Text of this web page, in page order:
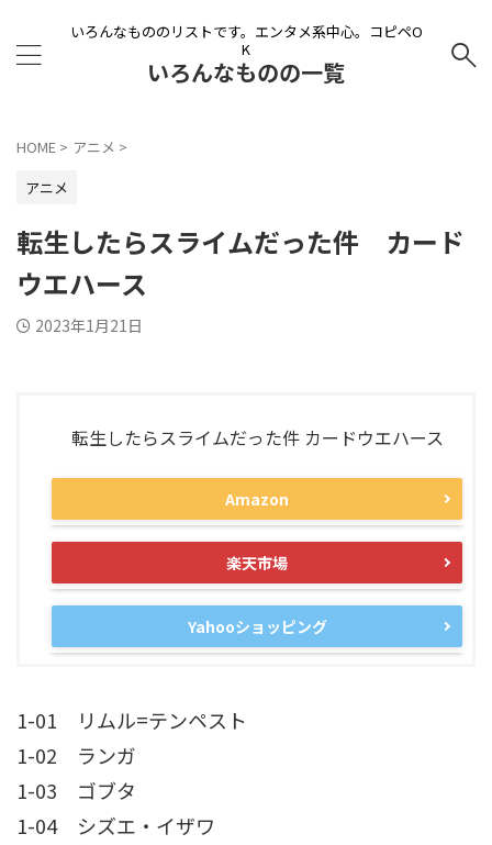
いろんなもののリストです。エンタメ系中心。コピペO
K
いろんなものの一覧
HOME > アニメ >
アニメ
転生したらスライムだった件 カード
ウエハース
2023年1月21日
転生したらスライムだった件 カードウエハース
Amazon
楽天市場
Yahooショッピング
1-01 リムル=テンペスト
1-02 ランガ
1-03 ゴブタ
1-04 シズエ・イザワ